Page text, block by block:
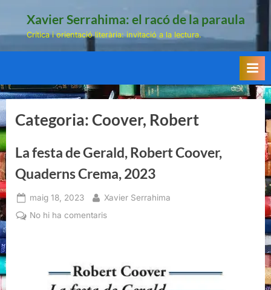
Xavier Serrahima: el racó de la paraula
Crítica i orientació literària: invitació a la lectura.
Categoria:Coover, Robert
La festa de Gerald, Robert Coover,
Quaderns Crema, 2023
Posted
on
maig 18, 2023 By
Xavier Serrahima
No hi ha comentarisa
Gerald,
Robert